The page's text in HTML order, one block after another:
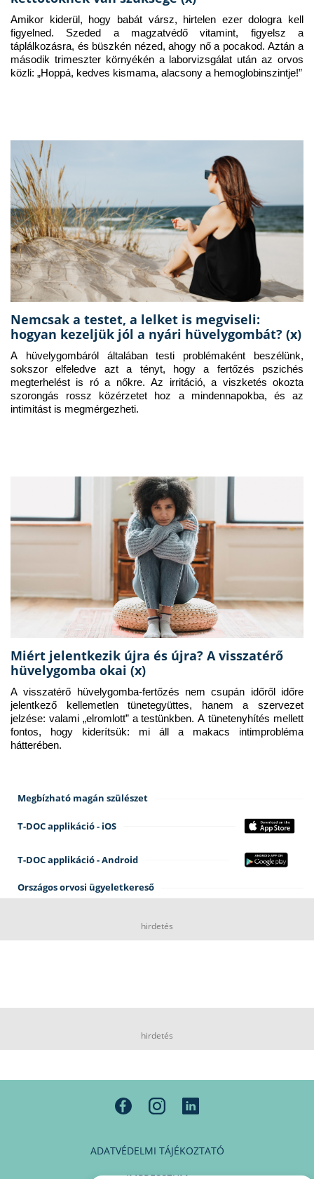
Amikor kiderül, hogy babát vársz, hirtelen ezer dologra kell
figyelned. Szeded a magzatvédő vitamint, figyelsz a
táplálkozásra, és büszkén nézed, ahogy nő a pocakod. Aztán a
második trimeszter környékén a laborvizsgálat után az orvos
közli: „Hoppá, kedves kismama, alacsony a hemoglobinszintje!”
Nemcsak a testet, a lelket is megviseli:
hogyan kezeljük jól a nyári hüvelygombát? (x)
A hüvelygombáról általában testi problémaként beszélünk,
sokszor elfeledve azt a tényt, hogy a fertőzés pszichés
megterhelést is ró a nőkre. Az irritáció, a viszketés okozta
szorongás rossz közérzetet hoz a mindennapokba, és az
intimitást is megmérgezheti.
Miért jelentkezik újra és újra? A visszatérő
hüvelygomba okai (x)
A visszatérő hüvelygomba-fertőzés nem csupán időről időre
jelentkező kellemetlen tünetegyüttes, hanem a szervezet
jelzése: valami „elromlott” a testünkben. A tünetenyhítés mellett
fontos, hogy kiderítsük: mi áll a makacs intimprobléma
hátterében.
Megbízható magán szülészet
T-DOC applikáció - iOS
T-DOC applikáció - Android
Országos orvosi ügyeletkereső
hirdetés
hirdetés
ADATVÉDELMI TÁJÉKOZTATÓ